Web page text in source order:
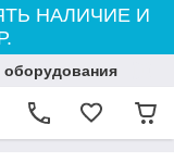
НАЛИЧИЕ И
оборудования